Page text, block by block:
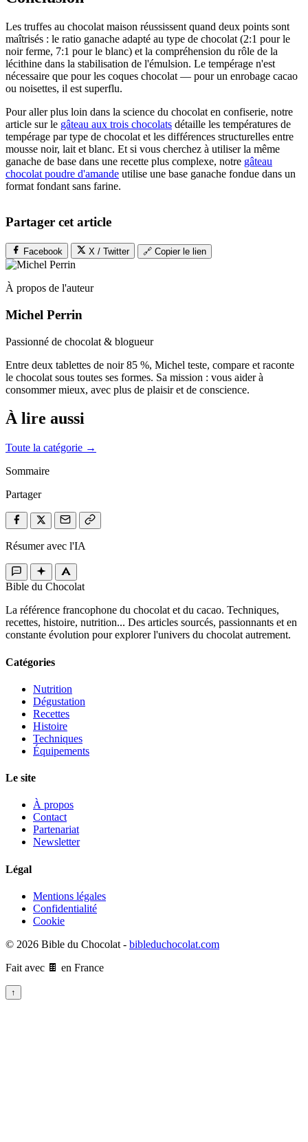
Les truffes au chocolat maison réussissent quand deux points sont
maîtrisés : le ratio ganache adapté au type de chocolat (2:1 pour le
noir ferme, 7:1 pour le blanc) et la compréhension du rôle de la
lécithine dans la stabilisation de l'émulsion. Le tempérage n'est
nécessaire que pour les coques chocolat — pour un enrobage cacao
ou noisettes, il est superflu.
Pour aller plus loin dans la science du chocolat en confiserie, notre
article sur le gâteau aux trois chocolats détaille les températures de
tempérage par type de chocolat et les différences structurelles entre
mousse noir, lait et blanc. Et si vous cherchez à utiliser la même
ganache de base dans une recette plus complexe, notre gâteau
chocolat poudre d'amande utilise une base ganache fondue dans un
format fondant sans farine.
Partager cet article
Facebook X / Twitter 🔗 Copier le lien
À propos de l'auteur
Michel Perrin
Passionné de chocolat & blogueur
Entre deux tablettes de noir 85 %, Michel teste, compare et raconte
le chocolat sous toutes ses formes. Sa mission : vous aider à
consommer mieux, avec plus de plaisir et de conscience.
À lire aussi
Toute la catégorie →
Sommaire
Partager
Résumer avec l'IA
Bible du Chocolat
La référence francophone du chocolat et du cacao. Techniques,
recettes, histoire, nutrition... Des articles sourcés, passionnants et en
constante évolution pour explorer l'univers du chocolat autrement.
Catégories
Nutrition
Dégustation
Recettes
Histoire
Techniques
Équipements
Le site
À propos
Contact
Partenariat
Newsletter
Légal
Mentions légales
Confidentialité
Cookie
© 2026 Bible du Chocolat - bibleduchocolat.com
Fait avec 🍫 en France
↑